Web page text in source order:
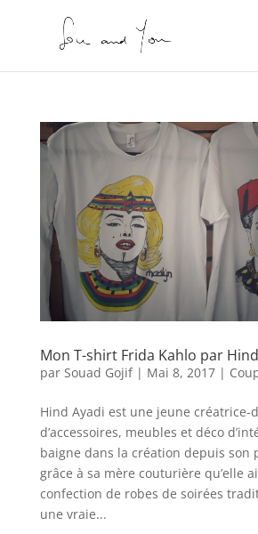
Mon T-shirt Frida Kahlo par
par Souad Gojif| Mai 8, 2017|
Hind Ayadi est une jeune créatrice-
d’accessoires, meubles et déco
baigne dans la création depuis son
grâce à sa mère couturière qu’elle
confection de robes de soirées
une vraie...